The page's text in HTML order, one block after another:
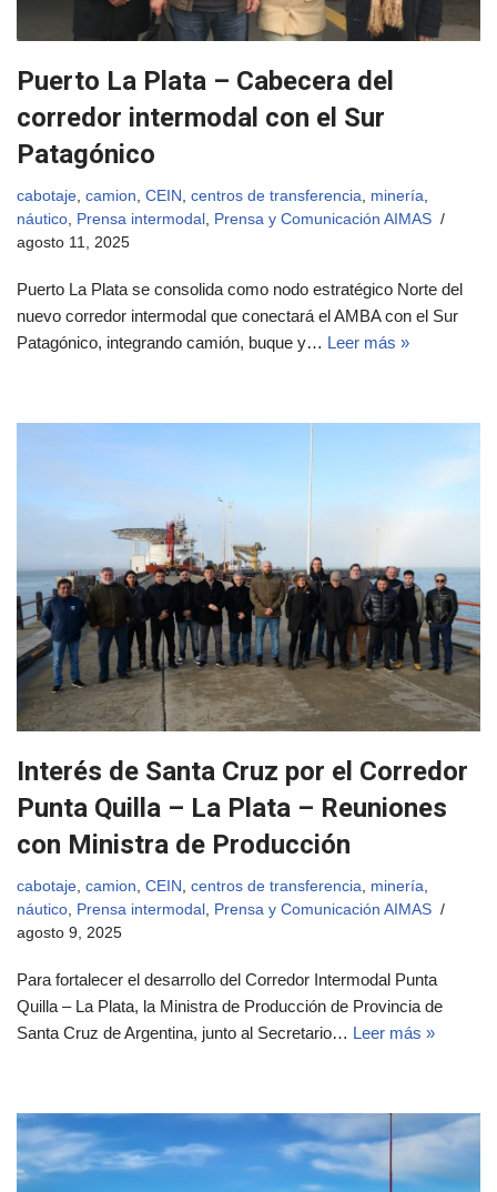
Puerto La Plata – Cabecera del
corredor intermodal con el Sur
Patagónico
cabotaje camion CEIN centros de transferencia minería
náutico Prensa intermodal Prensa y Comunicación AIMAS
agosto 11, 2025
Puerto La Plata se consolida como nodo estratégico Norte del
nuevo corredor intermodal que conectará el AMBA con el Sur
Patagónico, integrando camión, buque y… Leer más »
Interés de Santa Cruz por el Corredor
Punta Quilla – La Plata – Reuniones
con Ministra de Producción
cabotaje, camion, CEIN , centros de transferencia, minería,
náutico, Prensa intermodal , Prensa y Comunicación AIMAS
agosto 9, 2025
Para fortalecer el desarrollo del Corredor Intermodal Punta
Quilla – La Plata, la Ministra de Producción de Provincia de
Santa Cruz de Argentina, junto al Secretario… Leer más »